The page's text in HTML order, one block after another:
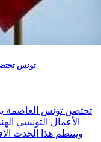
تونس تحتضن
الأعمال التونسي
وينتظم هذا الحدث